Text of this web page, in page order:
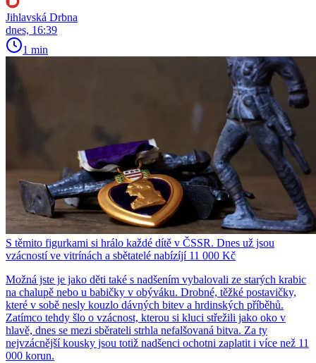
Jihlavská Drbna
dnes, 16:39
1 min
S těmito figurkami si hrálo každé dítě v ČSSR. Dnes už jsou
vzácností ve vitrínách a sbětatelé nabízíjí 11 000 Kč
Možná jste je jako děti také s nadšením vybalovali ze starých krabic
na chalupě nebo u babičky v obýváku. Drobné, těžké postavičky,
které v sobě nesly kouzlo dávných bitev a hrdinských příběhů.
Zatímco tehdy šlo o vzácnost, kterou si kluci střežili jako oko v
hlavě, dnes se mezi sběrateli strhla nefalšovaná bitva. Za ty
nejvzácnější kousky jsou totiž nadšenci ochotni zaplatit i více než 11
000 korun.